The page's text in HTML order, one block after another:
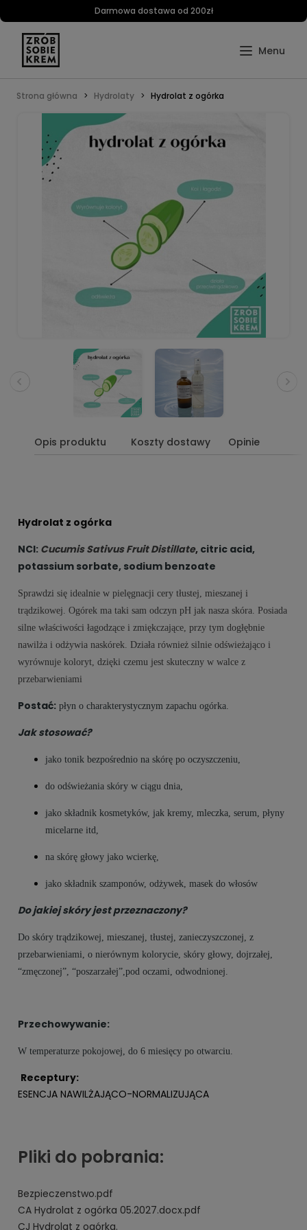
Darmowa dostawa od 200zł
Strona główna Hydrolaty Hydrolat z ogórka
Opis produktu Koszty dostawy Opinie
Hydrolat z ogórka
NCI: Cucumis Sativus Fruit Distillate, citric acid,
potassium sorbate, sodium benzoate
Sprawdzi się idealnie w pielęgnacji cery tłustej, mieszanej i
trądzikowej. Ogórek ma taki sam odczyn pH jak nasza skóra. Posiada
silne właściwości łagodzące i zmiękczające, przy tym dogłębnie
nawilża i odżywia naskórek. Działa również silnie odświeżająco i
wyrównuje koloryt, dzięki czemu jest skuteczny w walce z
przebarwieniami
Postać: płyn o charakterystycznym zapachu ogórka.
Jak stosować?
jako tonik bezpośrednio na skórę po oczyszczeniu,
do odświeżania skóry w ciągu dnia,
jako składnik kosmetyków, jak kremy, mleczka, serum, płyny
micelarne itd,
na skórę głowy jako wcierkę,
jako składnik szamponów, odżywek, masek do włosów
Do jakiej skóry jest przeznaczony?
Do skóry trądzikowej, mieszanej, tłustej, zanieczyszczonej, z
przebarwieniami, o nierównym kolorycie, skóry głowy, dojrzałej,
“zmęczonej”, “poszarzałej”,pod oczami, odwodnionej.
Przechowywanie:
W temperaturze pokojowej, do 6 miesięcy po otwarciu.
Receptury:
ESENCJA NAWILŻAJĄCO-NORMALIZUJĄCA
Pliki do pobrania:
Bezpieczenstwo.pdf
CA Hydrolat z ogórka 05.2027.docx.pdf
CJ Hydrolat z ogórka.